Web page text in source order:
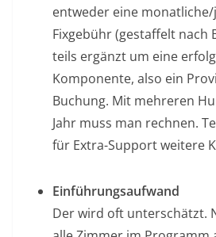
entweder eine
Fixgebühr (gestaffelt nach
teils ergänzt um eine
Komponente, also ein
Buchung. Mit mehreren
Jahr muss man rechnen.
für Extra-Support weitere
Einführungsaufwand
Der wird oft unterschätzt.